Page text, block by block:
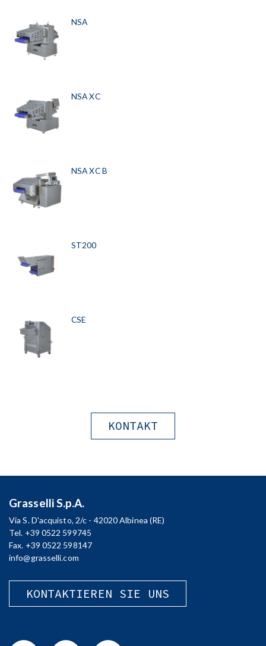
NSA
NSA XC
NSA XC B
ST200
CSE
KONTAKT
Grasselli S.p.A.
Via S. D'acquisto, 2/c - 42020 Albinea (RE)
Tel. +39 0522 599745
Fax. +39 0522 598147
info@grasselli.com
KONTAKTIEREN SIE UNS